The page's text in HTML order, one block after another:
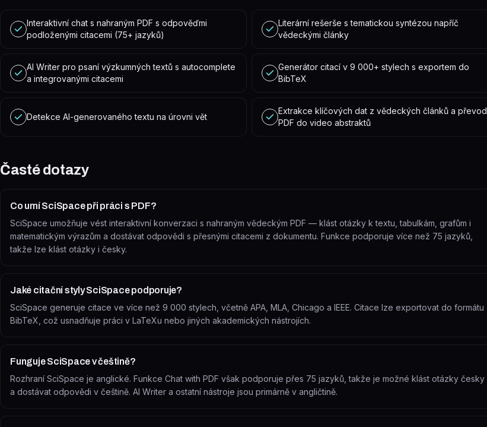
Interaktivní chat s nahraným PDF s odpověďmi
podloženými citacemi (75+ jazyků)
Literární rešerše s tematickou syntézou napříč
vědeckými články
AI Writer pro psaní výzkumných textů s autocomplete
a integrovanými citacemi
Generátor citací v 9 000+ stylech s exportem do
BibTeX
Detekce AI-generovaného textu na úrovni vět
Extrakce klíčových dat z vědeckých článků a převod
PDF do video abstraktů
Časté dotazy
Co umí SciSpace při práci s PDF?
SciSpace umožňuje vést interaktivní konverzaci s nahraným vědeckým PDF — klást otázky k textu, tabulkám, grafům i
matematickým výrazům a dostávat odpovědi s přesnými citacemi z dokumentu. Funkce podporuje více než 75 jazyků,
takže lze klást otázky i česky.
Jaké citační styly SciSpace podporuje?
SciSpace generuje citace ve více než 9 000 stylech, včetně APA, MLA, Chicago a IEEE. Citace lze exportovat do formátu
BibTeX, což usnadňuje práci v LaTeXu nebo jiných akademických nástrojích.
Funguje SciSpace v češtině?
Rozhraní SciSpace je anglické. Funkce Chat with PDF však podporuje přes 75 jazyků, takže je možné klást otázky česky
a dostávat odpovědi v češtině. AI Writer a ostatní nástroje jsou primárně v angličtině.